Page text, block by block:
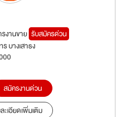
งานขาย รับสมัครด่วน
บางเสาธง
สมัครงานด่วน
ะเอียดเพิ่มเติม